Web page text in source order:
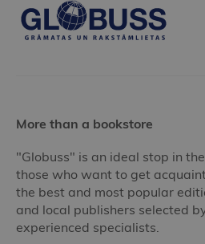
More than a bookstore
"Globuss" is an ideal stop in
those who want to get
the best and most popular
and local publishers selected
experienced specialists.